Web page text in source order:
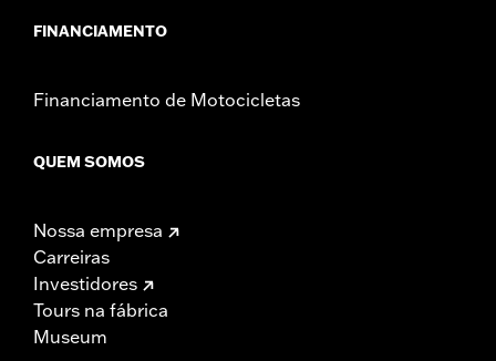
FINANCIAMENTO
Financiamento de Motocicletas
QUEM SOMOS
Nossa empresa
Carreiras
Investidores
Tours na fábrica
Museum